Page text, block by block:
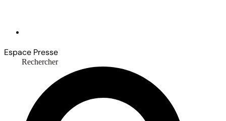
Espace Presse
Rechercher